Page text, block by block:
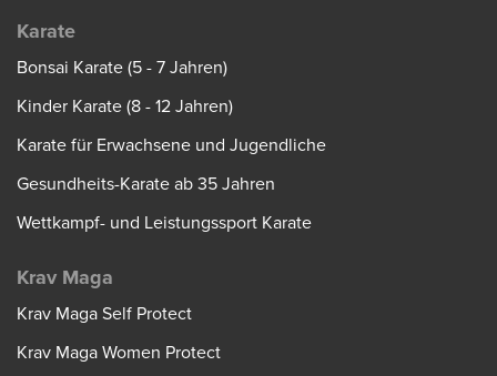
Karate
Bonsai Karate (5 - 7 Jahren)
Kinder Karate (8 - 12 Jahren)
Karate für Erwachsene und Jugendliche
Gesundheits-Karate ab 35 Jahren
Wettkampf- und Leistungssport Karate
Krav Maga
Krav Maga Self Protect
Krav Maga Women Protect